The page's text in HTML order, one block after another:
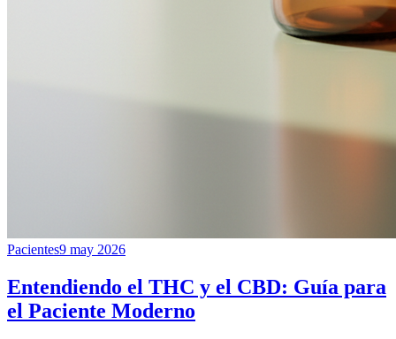
Pacientes9 may 2026
Entendiendo el THC y el CBD: Guía para
el Paciente Moderno